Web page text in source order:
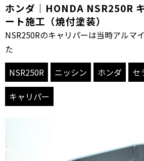
ホンダ｜HONDA NSR250R
ート施工（焼付塗装）
NSR250Rのキャリパーは当時アルマ
た
NSR250R
ニッシン ホンダ
セ
キャリパー